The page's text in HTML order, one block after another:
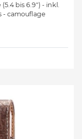
bis 6.9") - inkl.
- camouflage